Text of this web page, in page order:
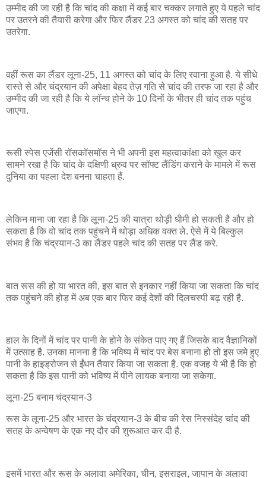
उम्मीद की जा रही है कि चांद की कक्षा में कई बार चक्कर लगाते हुए ये पहले चांद
पर उतरने की तैयारी करेगा और फिर लैंडर 23 अगस्त को चांद की सतह पर
उतरेगा.
वहीं रूस का लैंडर लूना-25, 11 अगस्त को चांद के लिए रवाना हुआ है. ये सीधे
रास्ते से और चंद्रयान की अपेक्षा बेहद तेज़ गति से चांद की तरफ जा रहा है और
उम्मीद की जा रही है कि ये लॉन्च होने के 10 दिनों के भीतर ही चांद तक पहुंच
जाएगा.
रूसी स्पेस एजेंसी रॉसकॉसमॉस ने भी अपनी इस महत्वाकांक्षा को खुल कर
सामने रखा है कि चांद के दक्षिणी ध्रुव पर सॉफ्ट लैंडिंग कराने के मामले में रूस
दुनिया का पहला देश बनना चाहता हैं.
लेकिन माना जा रहा है कि लूना-25 की यात्रा थोड़ी धीमी हो सकती है और हो
सकता है कि वो चांद तक पहुंचने में थोड़ा अधिक वक्त ले. ऐसे में ये बिल्कुल
संभव है कि चंद्रयान-3 का लैंडर पहले चांद की सतह पर लैंड करे.
बात रूस की हो या भारत की, इस बात से इनकार नहीं किया जा सकता कि चांद
तक पहुंचने की होड़ में अब एक बार फिर कई देशों की दिलचस्पी बढ़ रही है.
हाल के दिनों में चांद पर पानी के होने के संकेत पाए गए हैं जिसके बाद वैज्ञानिकों
में उत्साह है. उनका मानना है कि भविष्य में चांद पर बेस बनाना हो तो इस जमे हुए
पानी के हाइड्रोजन से ईंधन तैयार किया जा सकता है. एक वजह ये भी है कि हो
सकता है कि इस पानी को भविष्य में पीने लायक बनाया जा सकेगा.
लूना-25 बनाम चंद्रयान-3
रूस के लूना-25 और भारत के चंद्रयान-3 के बीच की रेस निस्संदेह चांद की
सतह के अन्वेषण के एक नए दौर की शुरूआत कर दी है.
इसमें भारत और रूस के अलावा अमेरिका, चीन, इसराइल, जापान के अलावा